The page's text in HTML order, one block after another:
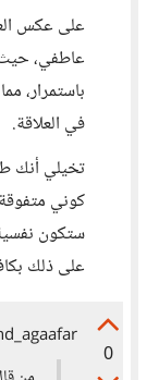
على عكس
عاطفي،
باستمرار،
في العلاقة.
تخيلي أنك
كوني
ستكون
على ذلك
0